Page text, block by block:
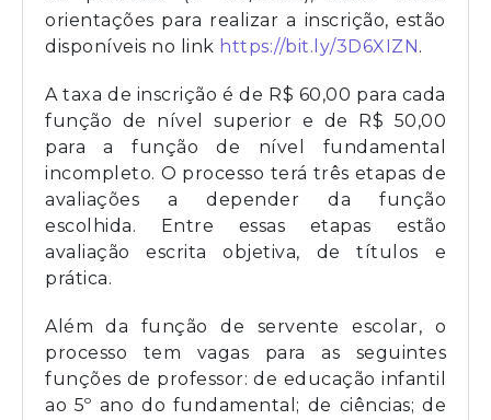
orientações para realizar a inscrição, estão
disponíveis no link https://bit.ly/3D6XIZN.
A taxa de inscrição é de R$ 60,00 para cada
função de nível superior e de R$ 50,00
para a função de nível fundamental
incompleto. O processo terá três etapas de
avaliações a depender da função
escolhida. Entre essas etapas estão
avaliação escrita objetiva, de títulos e
prática.
Além da função de servente escolar, o
processo tem vagas para as seguintes
funções de professor: de educação infantil
ao 5º ano do fundamental; de ciências; de